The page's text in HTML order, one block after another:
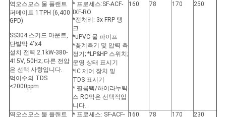
역오스모스 물 플랜트
퍼메이트 1TPH (6,400
GPD)
SS304 스키드 마운트,
단발막 4"x4
설치 전력 2.1kW-380-
415V, 50Hz; 다른 전압
은 선택 사항입니다.
먹이수의 TDS
<2000ppm
* 프로세스:SF-ACF-
IXF-RO
*전처리: 3x FRP 탱
크
*uPVC 물 파이프
*꽃계측기 및 압력 측
정기; *LP&HP 스위치;
운영 상태 표시기
*IC 제어 장치 및
TDS 표시기
* 필름텍/하이라누틱
스 RO막은 선택적입
니다.
160 78 170 250
역오스모스 물 플랜트 * 프로세스: SF-ACF- 160 78 170 230